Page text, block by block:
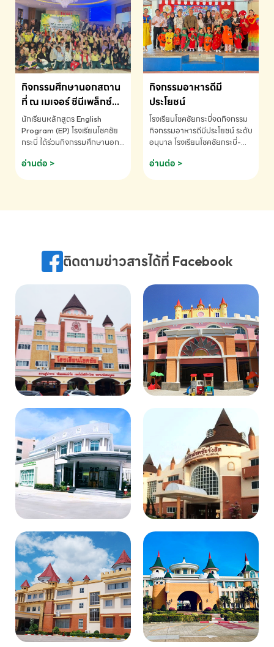
2569 ณ ประเทศสิงคโปร์
INTERNATIONAL
MATHEMATICS AND
MENTAL ARITHMETIC
COMPETITION 2026 - ถ้วย
รางวัลรองชนะเลิศอันดับที่ 2
Mental Arithmetic
Competition K2 - ถ้วยรางวัล
รองชนะเลิศอันดับที่ 2 Mental
K2(Grop) โรงเรียนโชคชัยกระบี่-
สอบถามข้อมูลเพิ่มเติม โทร.
075-691910
กิจกรรมศึกษานอกสถาน
ที่ ณ เมเจอร์ ซีนีเพล็กซ์
ระดับประถมศึกษา (EP.1-
6)
นักเรียนหลักสูตร English
Program (EP) โรงเรียนโชคชัย
กระบี่ ได้ร่วมกิจกรรมศึกษานอก
ชมภาพยนตร์ Toy Story 5
(Soundtrack)เพื่อเสริมทักษะ
ภาษา ผ่านประสบการณ์การเรียนรู้
075-691910
อ่านต่อ >
กิจกรรมอาหารดีมี
ประโยชน์
โรงเรียนโชคชัยกระบี่จดกิจกรรม
กิจกรรมอาหารดีมีประโยชน์ ระดับ
อนุบาล โรงเรียนโชคชัยกระบี่-
075-691910
อ่านต่อ >
ติดตามข่าวสารได้ที่ Facebook